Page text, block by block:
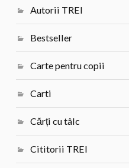
Autorii TREI
Bestseller
Carte pentru copii
Carti
Cărți cu tâlc
Cititorii TREI